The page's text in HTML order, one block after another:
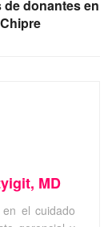
donantes en
MD
el cuidado